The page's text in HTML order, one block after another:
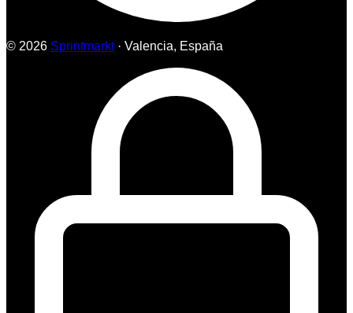
© 2026 Sprintmarkt· Valencia, España